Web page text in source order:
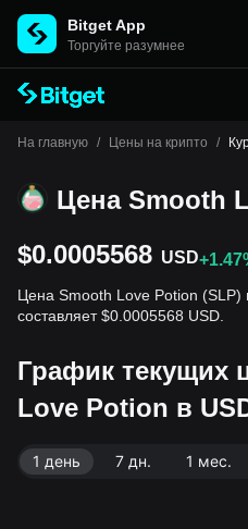
Bitget App
Торгуйте разумнее
На главную / Цены на крипто /
Цена Smooth
$0.0005568 USD
Цена Smooth Love Potion (SLP)
составляет $0.0005568 USD.
График текущих
Love Potion в
1 день 7 дн. 1 мес.